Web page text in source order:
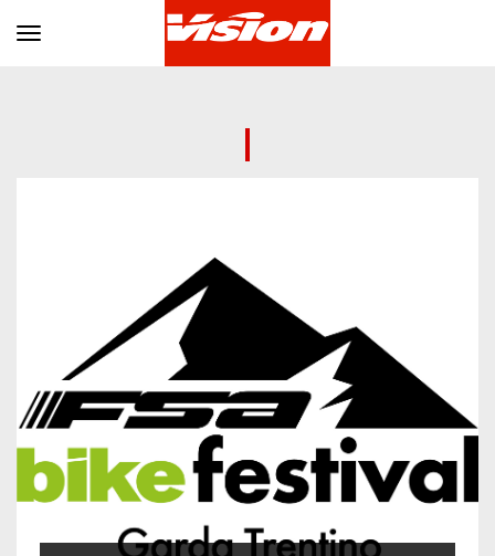
Toggle navigation